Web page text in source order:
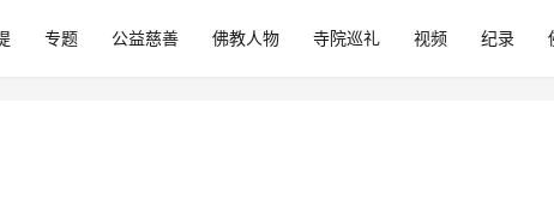
专题 公益慈善 佛教人物 寺院巡礼 视频 纪录